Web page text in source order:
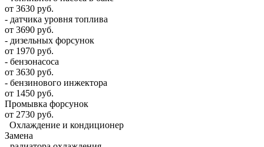
от 3630 руб.
- датчика уровня топлива
от 3690 руб.
- дизельных форсунок
от 1970 руб.
- бензонасоса
от 3630 руб.
- бензинового инжектора
от 1450 руб.
Промывка форсунок
от 2730 руб.
Охлаждение и кондиционер
Замена